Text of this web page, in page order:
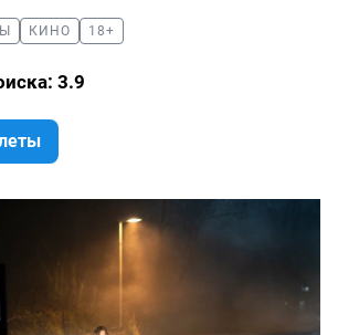
КИНО 18+
3.9